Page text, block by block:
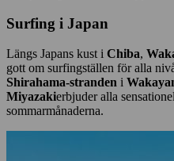
Surfing i Japan
Längs Japans kust i Chiba,
gott om surfingställen för alla
Shirahama-stranden i
Miyazakierbjuder alla
sommarmånaderna.